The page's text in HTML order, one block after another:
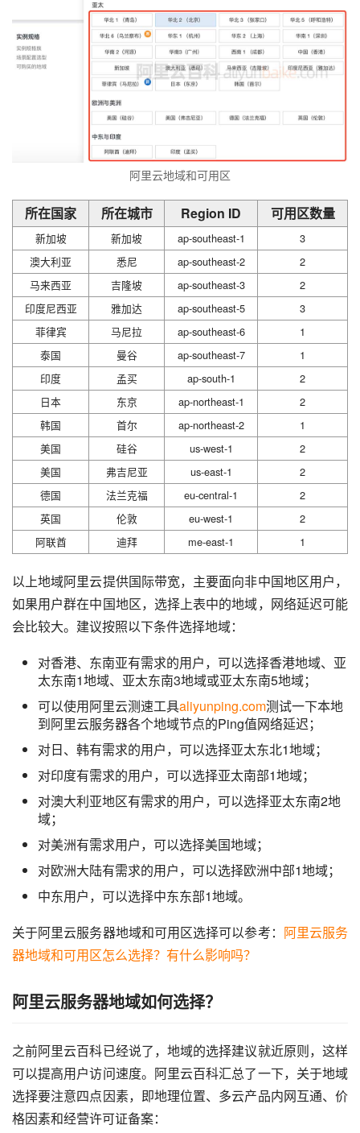
阿里云地域和可用区
所在国家 所在城市 Region ID 可用区数量
新加坡 新加坡 ap-southeast-1
3
澳大利亚
悉尼 ap-southeast-2
2
马来西亚
吉隆坡 ap-southeast-3
2
印度尼西亚
雅加达 ap-southeast-5
3
菲律宾
马尼拉 ap-southeast-6
1
泰国
曼谷 ap-southeast-7
1
印度
孟买 ap-south-1
2
日本
东京 ap-northeast-1
2
韩国
首尔 ap-northeast-2
1
美国
硅谷 us-west-1
2
美国
弗吉尼亚 us-east-1
2
德国
法兰克福 eu-central-1
2
英国
伦敦 eu-west-1
2
阿联酋
迪拜 me-east-1 1
以上地域阿里云提供国际带宽，主要面向非中国地区用户，
如果用户群在中国地区，选择上表中的地域，网络延迟可能
会比较大。建议按照以下条件选择地域：
对香港、东南亚有需求的用户，可以选择香港地域、亚
太东南1地域、亚太东南3地域或亚太东南5地域；
可以使用阿里云测速工具aliyunping.com测试一下本地
到阿里云服务器各个地域节点的Ping值网络延迟；
对日、韩有需求的用户，可以选择亚太东北1地域；
对印度有需求的用户，可以选择亚太南部1地域；
对澳大利亚地区有需求的用户，可以选择亚太东南2地
域；
对美洲有需求用户，可以选择美国地域；
对欧洲大陆有需求的用户，可以选择欧洲中部1地域；
中东用户，可以选择中东东部1地域。
关于阿里云服务器地域和可用区选择可以参考： 阿里云服务
器地域和可用区怎么选择？有什么影响吗？
阿里云服务器地域如何选择？
之前阿里云百科已经说了，地域的选择建议就近原则，这样
可以提高用户访问速度。阿里云百科汇总了一下，关于地域
选择要注意四点因素，即地理位置、多云产品内网互通、价
格因素和经营许可证备案：